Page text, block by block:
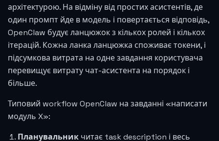
архітектурою. На відміну від простих асистентів, де
один промпт йде в модель і повертається відповідь,
OpenClaw будує ланцюжок з кількох ролей і кількох
ітерацій. Кожна ланка ланцюжка споживає токени, і
підсумкова витрата на одне завдання користувача
перевищує витрату чат-асистента на порядок і
більше.
Типовий workflow OpenClaw на завданні «написати
модуль X»:
Планувальник читає task description і весь